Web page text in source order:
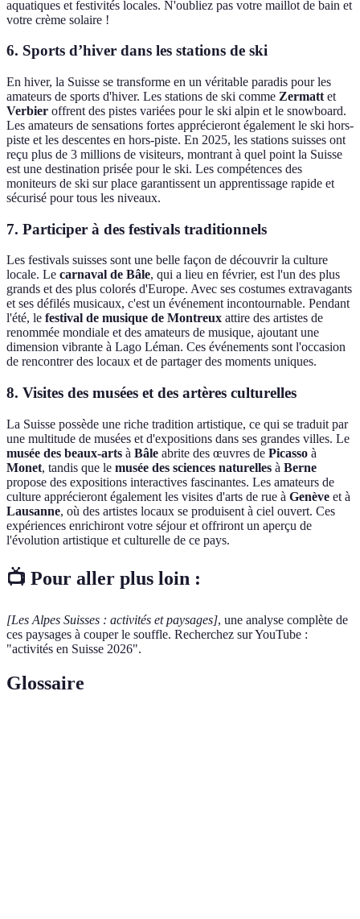
aquatiques et festivités locales. N'oubliez pas votre maillot de bain et
votre crème solaire !
6. Sports d’hiver dans les stations de ski
En hiver, la Suisse se transforme en un véritable paradis pour les
amateurs de sports d'hiver. Les stations de ski comme Zermatt et
Verbier offrent des pistes variées pour le ski alpin et le snowboard.
Les amateurs de sensations fortes apprécieront également le ski hors-
piste et les descentes en hors-piste. En 2025, les stations suisses ont
reçu plus de 3 millions de visiteurs, montrant à quel point la Suisse
est une destination prisée pour le ski. Les compétences des
moniteurs de ski sur place garantissent un apprentissage rapide et
sécurisé pour tous les niveaux.
7. Participer à des festivals traditionnels
Les festivals suisses sont une belle façon de découvrir la culture
locale. Le carnaval de Bâle, qui a lieu en février, est l'un des plus
grands et des plus colorés d'Europe. Avec ses costumes extravagants
et ses défilés musicaux, c'est un événement incontournable. Pendant
l'été, le festival de musique de Montreux attire des artistes de
renommée mondiale et des amateurs de musique, ajoutant une
dimension vibrante à Lago Léman. Ces événements sont l'occasion
de rencontrer des locaux et de partager des moments uniques.
8. Visites des musées et des artères culturelles
La Suisse possède une riche tradition artistique, ce qui se traduit par
une multitude de musées et d'expositions dans ses grandes villes. Le
musée des beaux-arts à Bâle abrite des œuvres de Picasso à
Monet, tandis que le musée des sciences naturelles à Berne
propose des expositions interactives fascinantes. Les amateurs de
culture apprécieront également les visites d'arts de rue à Genève et à
Lausanne, où des artistes locaux se produisent à ciel ouvert. Ces
expériences enrichiront votre séjour et offriront un aperçu de
l'évolution artistique et culturelle de ce pays.
📺 Pour aller plus loin :
[Les Alpes Suisses : activités et paysages], une analyse complète de
ces paysages à couper le souffle. Recherchez sur YouTube :
"activités en Suisse 2026".
Glossaire